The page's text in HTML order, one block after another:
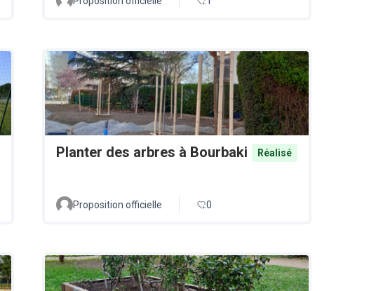
Planter des arbres à Bourbaki Réalisé
Proposition officielle 0